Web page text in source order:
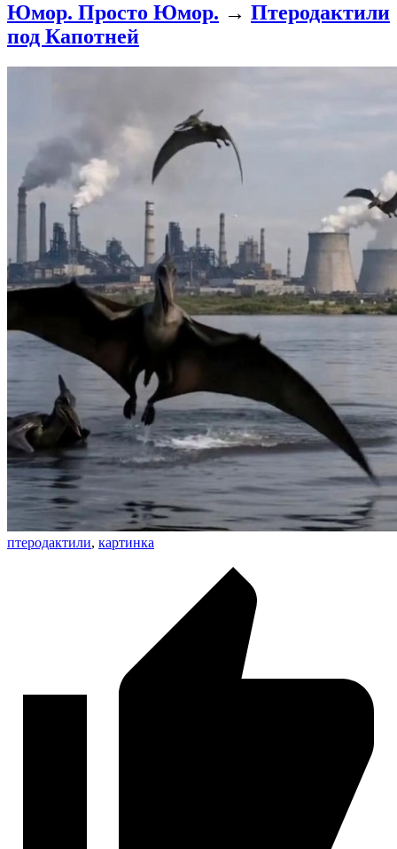
Юмор. Просто Юмор. → Птеродактили
под Капотней
птеродактили, картинка